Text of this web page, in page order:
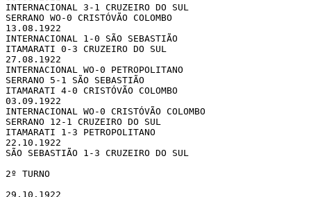
INTERNACIONAL 3-1 CRUZEIRO DO SUL
SERRANO WO-0 CRISTÓVÃO COLOMBO
13.08.1922
INTERNACIONAL 1-0 SÃO SEBASTIÃO
ITAMARATI 0-3 CRUZEIRO DO SUL
27.08.1922
INTERNACIONAL WO-0 PETROPOLITANO
SERRANO 5-1 SÃO SEBASTIÃO
ITAMARATI 4-0 CRISTÓVÃO COLOMBO
03.09.1922
INTERNACIONAL WO-0 CRISTÓVÃO COLOMBO
SERRANO 12-1 CRUZEIRO DO SUL
ITAMARATI 1-3 PETROPOLITANO
22.10.1922
SÃO SEBASTIÃO 1-3 CRUZEIRO DO SUL
2º TURNO
29.10.1922